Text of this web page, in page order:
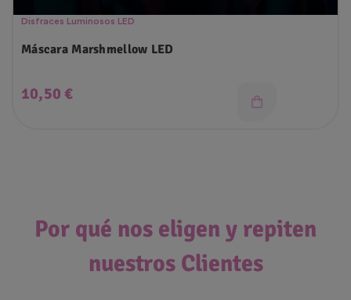
Disfraces Luminosos LED
Máscara Marshmellow LED
Precio
10,50 €
Por qué nos eligen y repiten
nuestros Clientes